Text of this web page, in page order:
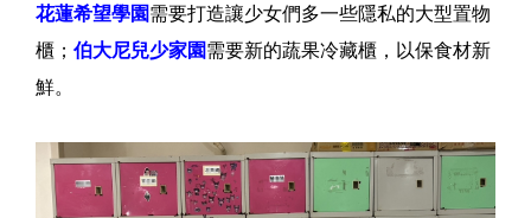
花蓮希望學園需要打造讓少女們多一些隱私的大型置物
櫃； 伯大尼兒少家園需要新的蔬果冷藏櫃，以保食材新
鮮。